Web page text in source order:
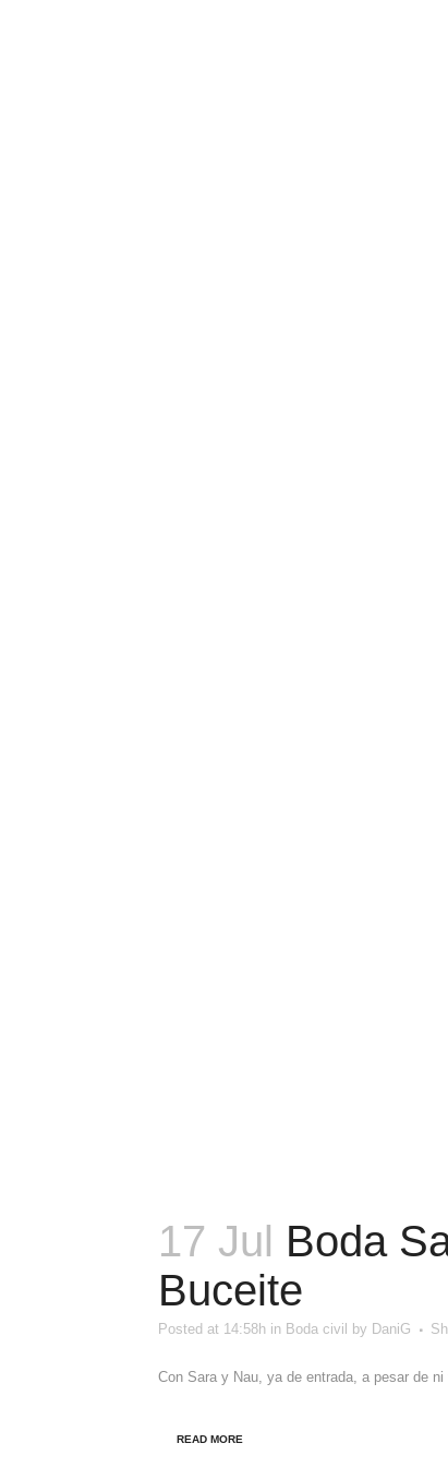
17 Jul Boda
Buceite
Posted at 14:58h in Boda civil by DaniG
Con Sara y Nau, ya de entrada, a pesar de
READ MORE